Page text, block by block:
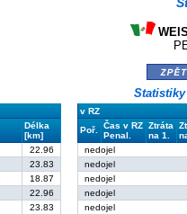
v RZ
Délka
[km]
Poř.
Čas v RZ
Penal.
Ztráta
na 1.
22.96
nedojel
23.83
nedojel
18.87
nedojel
22.96
nedojel
23.83
nedojel